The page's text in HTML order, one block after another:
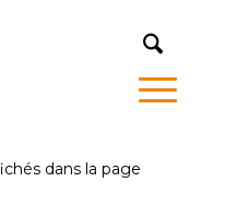
dans la page